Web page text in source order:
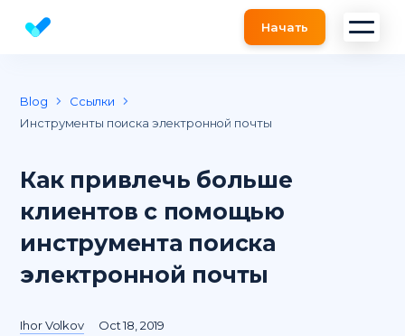
Бесплатный SEO анализ сайта онлайнНачать
Blog
Ссылки
Инструменты поиска электронной почты
Как привлечь больше
клиентов с помощью
инструмента поиска
электронной почты
Ihor Volkov Oct 18, 2019